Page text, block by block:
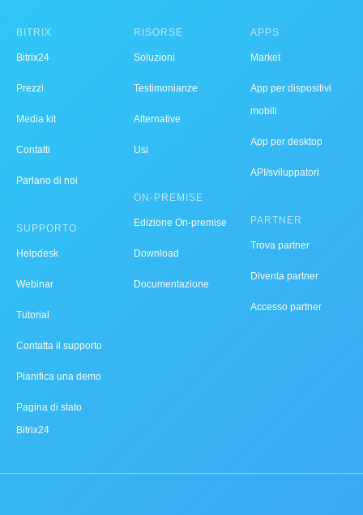
BITRIX
Bitrix24
Prezzi
Media kit
Contatti
Parlano di noi
SUPPORTO
Helpdesk
Webinar
Tutorial
Contatta il supporto
Pianifica una demo
Pagina di stato
Bitrix24
RISORSE
Soluzioni
Testimonianze
Alternative
Usi
ON-PREMISE
Edizione On-premise
Download
Documentazione
APPS
Market
App per dispositivi
mobili
App per desktop
API/sviluppatori
PARTNER
Trova partner
Diventa partner
Accesso partner